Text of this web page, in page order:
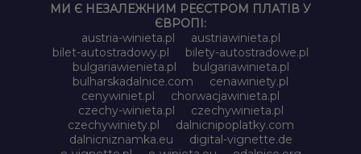
МИ Є НЕЗАЛЕЖНИМ РЕЄСТРОМ ПЛАТІВ У
ЄВРОПІ:
austria-winieta.pl
austriawinieta.pl
bilet-autostradowy.pl
bilety-autostradowe.pl
bulgariawienieta.pl
bulgariawinieta.pl
bulharskadalnice.com
cenawiniety.pl
cenywiniet.pl
chorwacjawinieta.pl
czechy-winieta.pl
czechywinieta.pl
czechywiniety.pl
dalnicnipoplatky.com
dalnicniznamka.eu
digital-vignette.de